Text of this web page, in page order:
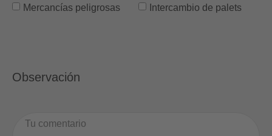
Mercancías peligrosas Intercambio de palets
Observación